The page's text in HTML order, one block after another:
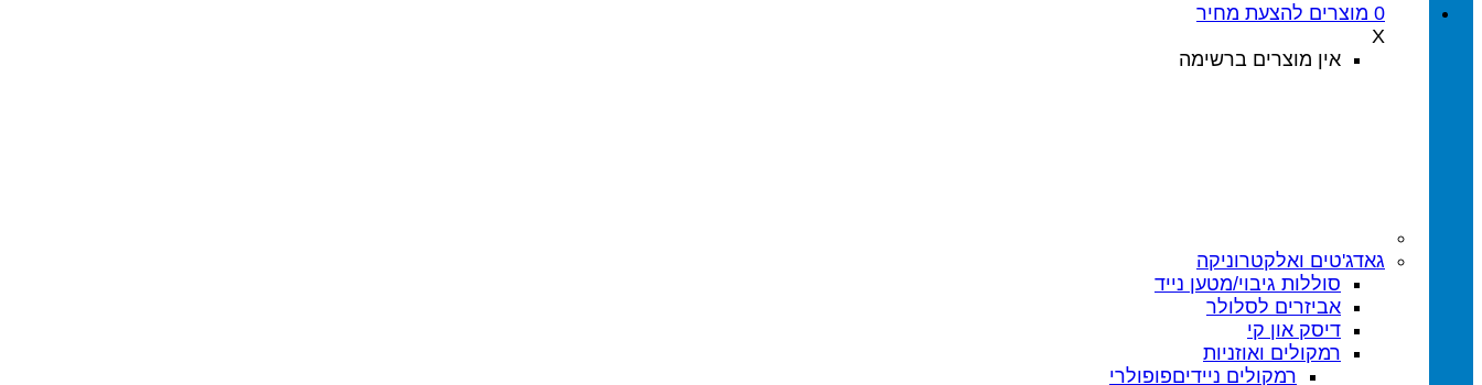
0 מוצרים להצעת מחיר
X
אין מוצרים ברשימה
גאדג'טים ואלקטרוניקה
סוללות גיבוי/מטען נייד
אביזרים לסלולר
דיסק און קי
רמקולים ואוזניות
רמקולים ניידים